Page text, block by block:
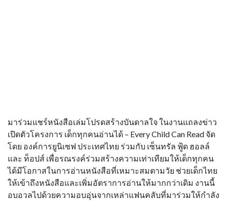
มาร่วมแชร์หนังสือเล่มโปรดสร้างบันดาลใจ ในงานแถลงข่าว
เปิดตัวโครงการ เด็กทุกคนอ่านได้ – Every Child Can Read จัด
โดย องค์การยูนิเซฟ ประเทศไทย ร่วมกับ เซ็นทรัล ฟู้ด ฮอลล์
และ ท็อปส์ เพื่อรณรงค์ร่วมสร้างความเท่าเทียมให้เด็กทุกคน
ได้มีโอกาสในการอ่านหนังสือที่เหมาะสมตามวัย ช่วยเด็กไทย
ให้เข้าถึงหนังสือและเพิ่มอัตราการอ่านให้มากกว่าเดิม งานนี้
อบอวลไปด้วยความอบอุ่นจากเหล่าแฟนคลับที่มาร่วมให้กำลัง